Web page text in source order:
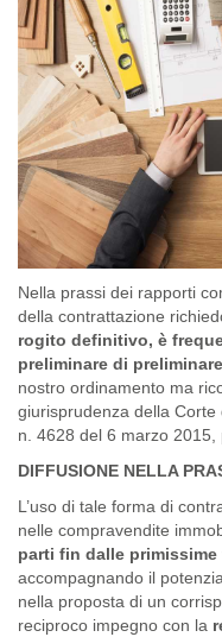
Nella prassi dei rapporti
della contrattazione
rogito definitivo, è
preliminare di
nostro ordinamento ma
giurisprudenza della
n. 4628 del 6 marzo 2015,
DIFFUSIONE NELLA
L’uso di tale forma di
nelle compravendite
parti fin dalle primissime
accompagnando il
nella proposta di un
reciproco impegno con la